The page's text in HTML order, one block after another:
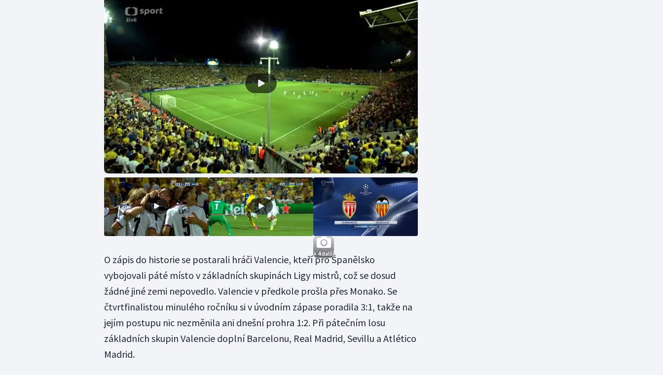
+ 4 další
O zápis do historie se postarali hráči Valencie, kteří pro Španělsko
vybojovali páté místo v základních skupinách Ligy mistrů, což se dosud
žádné jiné zemi nepovedlo. Valencie v předkole prošla přes Monako. Se
čtvrtfinalistou minulého ročníku si v úvodním zápase poradila 3:1, takže na
jejím postupu nic nezměnila ani dnešní prohra 1:2. Při pátečním losu
základních skupin Valencie doplní Barcelonu, Real Madrid, Sevillu a Atlético
Madrid.